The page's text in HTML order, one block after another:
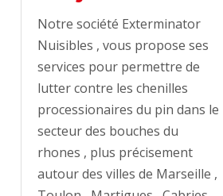
Notre société Exterminator
Nuisibles , vous propose ses
services pour permettre de
lutter contre les chenilles
processionaires du pin dans le
secteur des bouches du
rhones , plus précisement
autour des villes de Marseille ,